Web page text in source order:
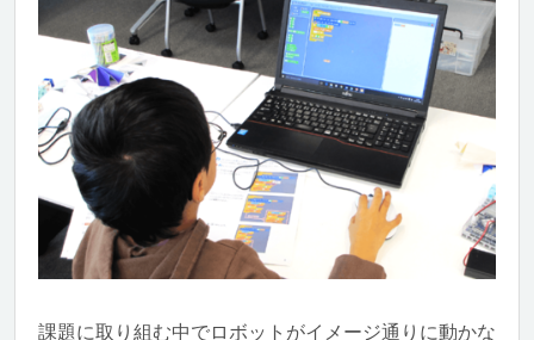
課題に取り組む中でロボットがイメージ通りに動かな